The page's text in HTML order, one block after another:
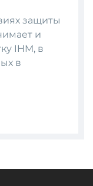
защиты
и
IHM, в
в